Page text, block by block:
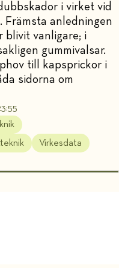
i virket vid
Främsta anledningen
blivit vanligare; i
gummivalsar.
till kapsprickor i
sidorna om
Virkesdata